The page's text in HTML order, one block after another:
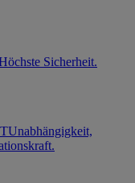
Sicherheit.
Unabhängigkeit,